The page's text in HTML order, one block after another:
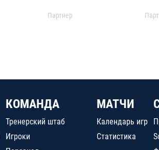
Партнер
КОМАНДА
Тренерский штаб
Игроки
МАТЧИ
Календарь игр
Статистика